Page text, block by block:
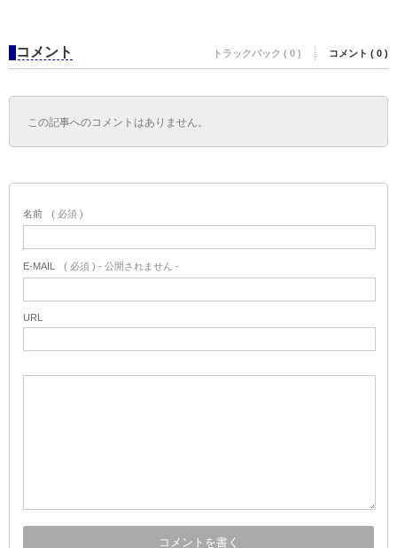
コメント トラックバック ( 0 ) コメント ( 0 )
この記事へのコメントはありません。
名前 ( 必須 )
E-MAIL ( 必須 ) - 公開されません -
URL